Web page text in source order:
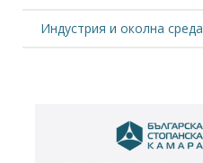
Индустрия и околна среда